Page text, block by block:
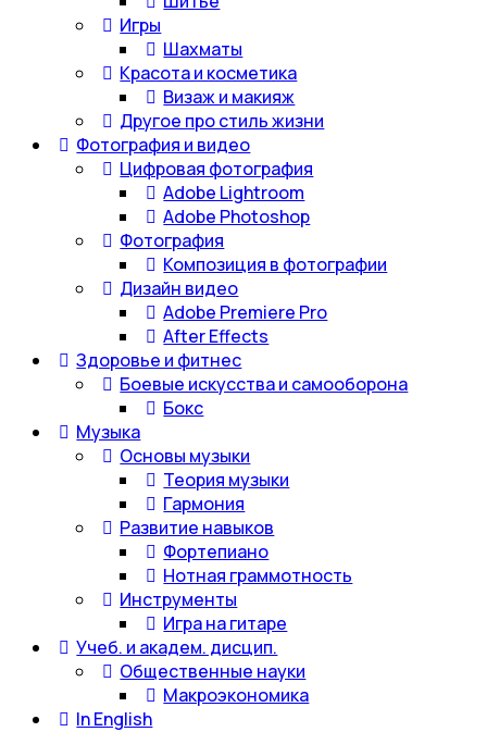
Игры
Шахматы
Красота и косметика
Визаж и макияж
Другое про стиль жизни
Фотография и видео
Цифровая фотография
Adobe Lightroom
Adobe Photoshop
Фотография
Композиция в фотографии
Дизайн видео
Adobe Premiere Pro
After Effects
Здоровье и фитнес
Боевые искусства и самооборона
Бокс
Музыка
Основы музыки
Теория музыки
Гармония
Развитие навыков
Фортепиано
Нотная граммотность
Инструменты
Игра на гитаре
Учеб. и академ. дисцип.
Общественные науки
Макроэкономика
In English